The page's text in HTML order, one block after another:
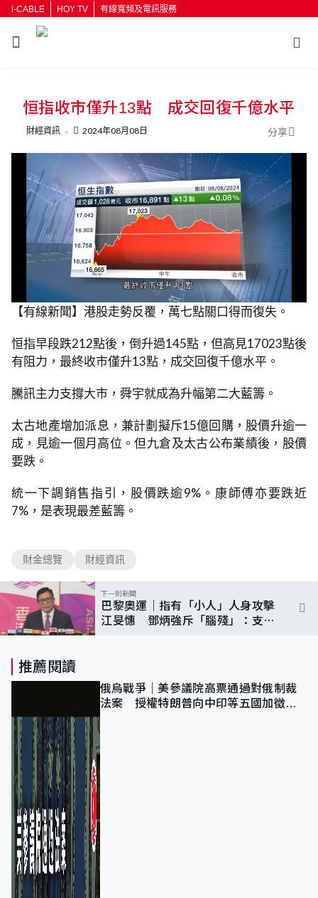
i-CABLE HOY TV 有線寬頻及電訊服務
按輸入鍵開始搜尋
恒指收市僅升13點 成交回復千億水平
財經資訊 2024年08月08日 分享
【有線新聞】港股走勢反覆，萬七點關口得而復失。
恒指早段跌212點後，倒升過145點，但高見17023點後
有阻力，最終收市僅升13點，成交回復千億水平。
騰訊主力支撐大市，舜宇就成為升幅第二大藍籌。
太古地產增加派息，兼計劃擬斥15億回購，股價升逾一
成，見逾一個月高位。但九倉及太古公布業績後，股價
要跌。
統一下調銷售指引，股價跌逾9%。康師傅亦要跌近
7%，是表現最差藍籌。
財金總覽 財經資訊
下一則新聞
巴黎奧運｜指有「小人」人身攻擊
江旻憓 鄧炳強斥「腦殘」：支持
推薦閱讀
俄烏戰爭｜美參議院高票通過對俄制裁
法案 授權特朗普向中印等五國加徵
100%關稅